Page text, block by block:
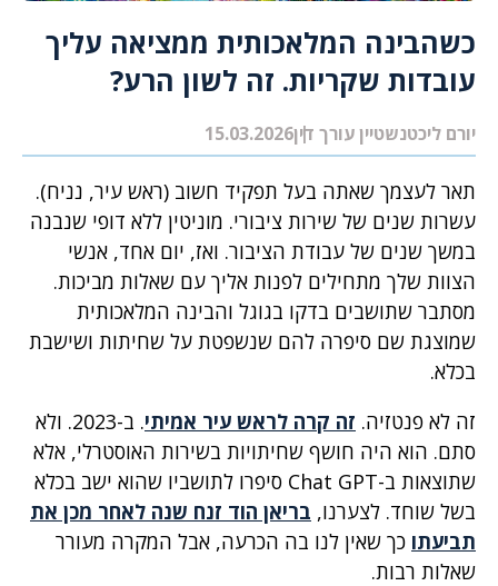
כשהבינה המלאכותית ממציאה עליך
עובדות שקריות. זה לשון הרע?
יורם ליכטנשטיין עורך דין15.03.2026
תאר לעצמך שאתה בעל תפקיד חשוב (ראש עיר, נניח).
עשרות שנים של שירות ציבורי. מוניטין ללא דופי שנבנה
במשך שנים של עבודת הציבור. ואז, יום אחד, אנשי
הצוות שלך מתחילים לפנות אליך עם שאלות מביכות.
מסתבר שתושבים בדקו בגוגל והבינה המלאכותית
שמוצגת שם סיפרה להם שנשפטת על שחיתות ושישבת
בכלא.
זה לא פנטזיה. זה קרה לראש עיר אמיתי
. ב-2023. ולא
סתם. הוא היה חושף שחיתויות בשירות האוסטרלי, אלא
שתוצאות ב-Chat GPT סיפרו לתושביו שהוא ישב בכלא
בשל שוחד. לצערנו, בריאן הוד זנח שנה לאחר מכן את
תביעתו כך שאין לנו בה הכרעה, אבל המקרה מעורר
שאלות רבות.